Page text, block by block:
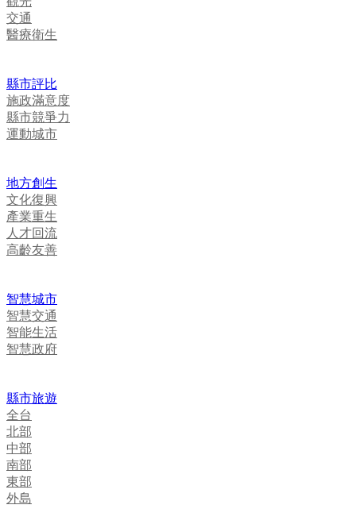
交通
醫療衛生
縣市評比
施政滿意度
縣市競爭力
運動城市
地方創生
文化復興
產業重生
人才回流
高齡友善
智慧城市
智慧交通
智能生活
智慧政府
縣市旅遊
全台
北部
中部
南部
東部
外島